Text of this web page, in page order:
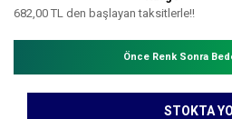
682,00 TL den başlayan taksitlerle!!
Önce Renk Sonra
STOKTA